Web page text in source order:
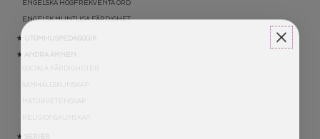
ENGELSKA HÖGFREKVENTA ORD
ENGELSK MUNTLIGA FÄRDIGHET
★ UTOMHUSPEDAGOGIK
★ ANDRA ÄMNEN
SOCIALA FÄRDIGHETER
NATURVETENSKAP
★ SERIER